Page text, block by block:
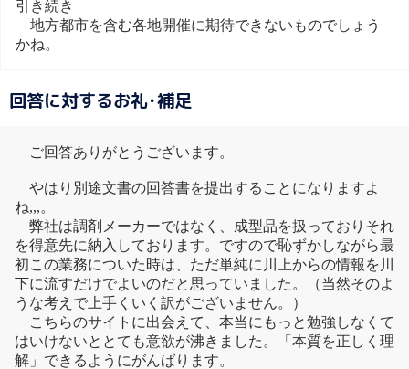
引き続き
地方都市を含む各地開催に期待できないものでしょう
かね。
回答に対するお礼･補足
ご回答ありがとうございます。
やはり別途文書の回答書を提出することになりますよ
ね,,,。
弊社は調剤メーカーではなく、成型品を扱っておりそれ
を得意先に納入しております。ですので恥ずかしながら最
初この業務についた時は、ただ単純に川上からの情報を川
下に流すだけでよいのだと思っていました。（当然そのよ
うな考えで上手くいく訳がございません。）
こちらのサイトに出会えて、本当にもっと勉強しなくて
はいけないととても意欲が沸きました。「本質を正しく理
解」できるようにがんばります。